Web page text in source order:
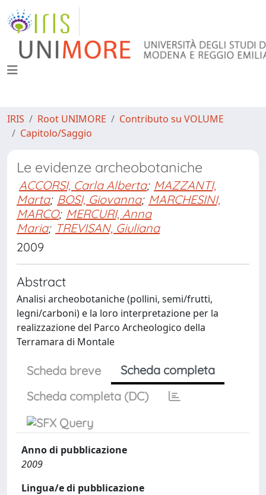
IRIS Root UNIMORE
Contributo su VOLUME
Capitolo/Saggio
Le evidenze archeobotaniche
ACCORSI, Carla Alberta; MAZZANTI,
Marta; BOSI, Giovanna; MARCHESINI,
MARCO; MERCURI, Anna
Maria; TREVISAN, Giuliana
2009
Abstract
Analisi archeobotaniche (pollini, semi/frutti,
legni/carboni) e la loro interpretazione per la
realizzazione del Parco Archeologico della
Terramara di Montale
Scheda breve
Scheda completa
Scheda completa (DC)
Anno di pubblicazione
2009
Lingua/e di pubblicazione